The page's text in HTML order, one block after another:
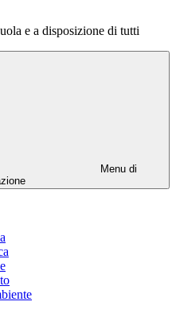
e a disposizione di tutti
Menu di